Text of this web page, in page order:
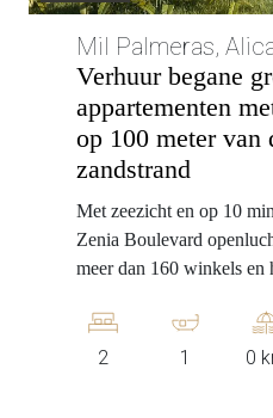
Mil Palmeras,
Verhuur begane
appartementen
op 100 meter van
zandstrand
Met zeezicht en op 10
Zenia Boulevard
meer dan 160 winkels en
2 1 0